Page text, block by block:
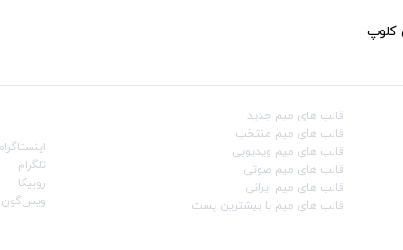
کلوپ
قالب‌ های میم جدید
قالب‌ های میم منتخب
قالب‌ های میم ویدیویی
قالب‌ های میم صوتی
قالب‌ های میم ایرانی
قالب‌ های میم با بیشترین پست
تلگرام
روبیکا
ویس‌گون